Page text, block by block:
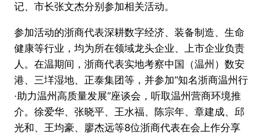
记、市长张文杰分别参加相关活动。
参加活动的浙商代表深耕数字经济、装备制造、生命
健康等行业，均为所在领域龙头企业、上市企业负责
人。在温期间，浙商代表实地考察中国（温州）数安
港、三垟湿地、正泰集团等，并参加“知名浙商温州行
·助力温州高质量发展”座谈会，听取温州营商环境推
介。徐爱华、张晓平、王水福、陈宗年、章建成、邱
光和、王均豪、廖杰远等8位浙商代表在会上作分享